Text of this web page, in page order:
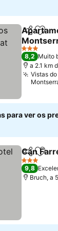
Partilhar
3 Estrelas
8,2 Muito
a 2.1 km
Vistas
para ver os
Partilhar
Can
3 Estrelas
9,8
Bruch, a